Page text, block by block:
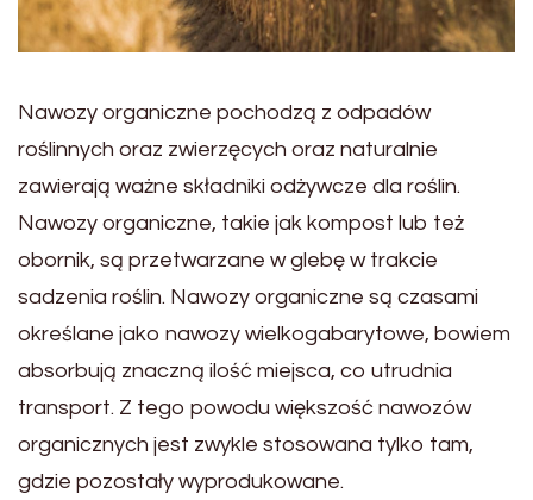
Nawozy organiczne pochodzą z odpadów
roślinnych oraz zwierzęcych oraz naturalnie
zawierają ważne składniki odżywcze dla roślin.
Nawozy organiczne, takie jak kompost lub też
obornik, są przetwarzane w glebę w trakcie
sadzenia roślin. Nawozy organiczne są czasami
określane jako nawozy wielkogabarytowe, bowiem
absorbują znaczną ilość miejsca, co utrudnia
transport. Z tego powodu większość nawozów
organicznych jest zwykle stosowana tylko tam,
gdzie pozostały wyprodukowane.